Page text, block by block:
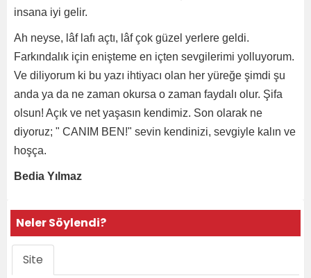
insana iyi gelir.
Ah neyse, lâf lafı açtı, lâf çok güzel yerlere geldi.
Farkındalık için enişteme en içten sevgilerimi yolluyorum.
Ve diliyorum ki bu yazı ihtiyacı olan her yüreğe şimdi şu
anda ya da ne zaman okursa o zaman faydalı olur. Şifa
olsun! Açık ve net yaşasın kendimiz. Son olarak ne
diyoruz; " CANIM BEN!" sevin kendinizi, sevgiyle kalın ve
hoşça.
Bedia Yılmaz
Neler Söylendi?
Site